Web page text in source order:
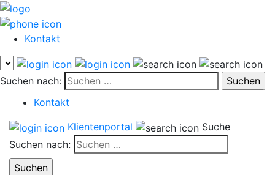
Kontakt
Suchen nach:
Kontakt
Klientenportal
Suche
Suchen nach: